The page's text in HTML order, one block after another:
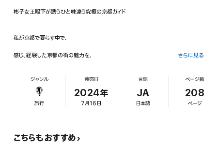
彬子女王殿下が誘うひと味違う究極の京都ガイド
私が京都で暮らす中で、
感じ、経験した京都の街の魅力を、
「京都」という街は、「道」から成る。
条通、河原町通など、歴史を刻む道と街並みの醍醐味を親しみやすい筆致で綴る。
通りの名にまつわる逸話から、神社仏閣の歴史、地元の人たちの季節折々の暮らし
さらに見る
ジャンル
旅行
発売日
2024年
7月16日
言語
JA
日本語
ページ数
208
ページ
こちらもおすすめ